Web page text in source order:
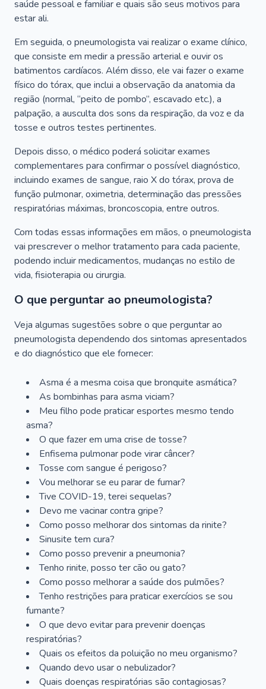
saúde pessoal e familiar e quais são seus motivos para
estar ali.
Em seguida, o pneumologista vai realizar o exame clínico,
que consiste em medir a pressão arterial e ouvir os
batimentos cardíacos. Além disso, ele vai fazer o exame
físico do tórax, que inclui a observação da anatomia da
região (normal, “peito de pombo”, escavado etc.), a
palpação, a ausculta dos sons da respiração, da voz e da
tosse e outros testes pertinentes.
Depois disso, o médico poderá solicitar exames
complementares para confirmar o possível diagnóstico,
incluindo exames de sangue, raio X do tórax, prova de
função pulmonar, oximetria, determinação das pressões
respiratórias máximas, broncoscopia, entre outros.
Com todas essas informações em mãos, o pneumologista
vai prescrever o melhor tratamento para cada paciente,
podendo incluir medicamentos, mudanças no estilo de
vida, fisioterapia ou cirurgia.
O que perguntar ao pneumologista?
Veja algumas sugestões sobre o que perguntar ao
pneumologista dependendo dos sintomas apresentados
e do diagnóstico que ele fornecer:
Asma é a mesma coisa que bronquite asmática?
As bombinhas para asma viciam?
Meu filho pode praticar esportes mesmo tendo
asma?
O que fazer em uma crise de tosse?
Enfisema pulmonar pode virar câncer?
Tosse com sangue é perigoso?
Vou melhorar se eu parar de fumar?
Tive COVID-19, terei sequelas?
Devo me vacinar contra gripe?
Como posso melhorar dos sintomas da rinite?
Sinusite tem cura?
Como posso prevenir a pneumonia?
Tenho rinite, posso ter cão ou gato?
Como posso melhorar a saúde dos pulmões?
Tenho restrições para praticar exercícios se sou
fumante?
O que devo evitar para prevenir doenças
respiratórias?
Quais os efeitos da poluição no meu organismo?
Quando devo usar o nebulizador?
Quais doenças respiratórias são contagiosas?